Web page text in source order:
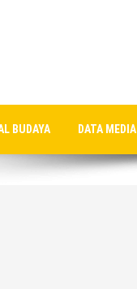
BUDAYA DATA MEDIA